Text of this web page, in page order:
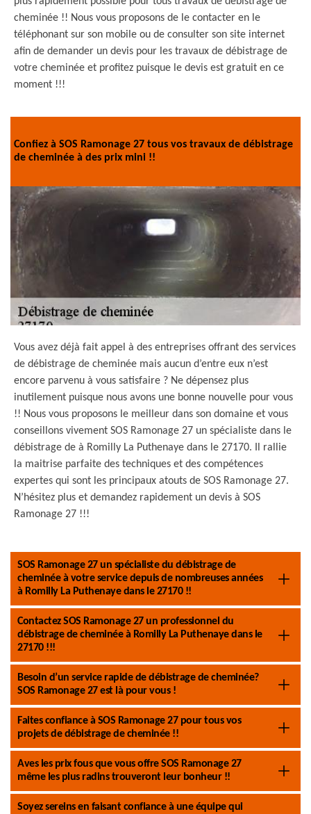
cheminée !! Nous vous proposons de le contacter en le
téléphonant sur son mobile ou de consulter son site internet
afin de demander un devis pour les travaux de débistrage de
votre cheminée et profitez puisque le devis est gratuit en ce
moment !!!
Confiez à SOS Ramonage 27 tous vos travaux de débistrage
de cheminée à des prix mini !!
Vous avez déjà fait appel à des entreprises offrant des services
de débistrage de cheminée mais aucun d’entre eux n’est
encore parvenu à vous satisfaire ? Ne dépensez plus
inutilement puisque nous avons une bonne nouvelle pour vous
!! Nous vous proposons le meilleur dans son domaine et vous
conseillons vivement SOS Ramonage 27 un spécialiste dans le
débistrage de à Romilly La Puthenaye dans le 27170. Il rallie
la maitrise parfaite des techniques et des compétences
expertes qui sont les principaux atouts de SOS Ramonage 27.
N’hésitez plus et demandez rapidement un devis à SOS
Ramonage 27 !!!
SOS Ramonage 27 un spécialiste du débistrage de
cheminée à votre service depuis de nombreuses années
à Romilly La Puthenaye dans le 27170 !!
Contactez SOS Ramonage 27 un professionnel du
débistrage de cheminée à Romilly La Puthenaye dans le
27170 !!!
Besoin d’un service rapide de débistrage de cheminée?
SOS Ramonage 27 est là pour vous !
Faites confiance à SOS Ramonage 27 pour tous vos
projets de débistrage de cheminée !!
Aves les prix fous que vous offre SOS Ramonage 27
même les plus radins trouveront leur bonheur !!
Soyez sereins en faisant confiance à une équipe qui